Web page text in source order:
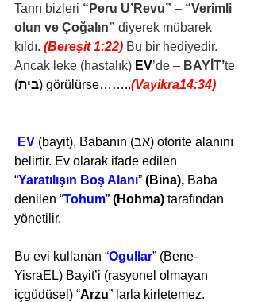
Tanrı bizleri “Peru U’Revu” – “Verimli
olun ve Çoğalın” diyerek mübarek
kıldı. (Bereşit 1:22) Bu bir hediyedir.
Ancak leke (hastalık) EV’de – BAYİT’te
(בית) görülürse……..(Vayikra14:34)
EV (bayit), Babanın (אב) otorite alanını
belirtir. Ev olarak ifade edilen
“Yaratılışın Boş Alanı” (Bina), Baba
denilen “Tohum” (Hohma) tarafından
yönetilir.
Bu evi kullanan “Ogullar” (Bene-
YisraEL) Bayit’i (rasyonel olmayan
içgüdüsel) “Arzu” larla kirletemez.